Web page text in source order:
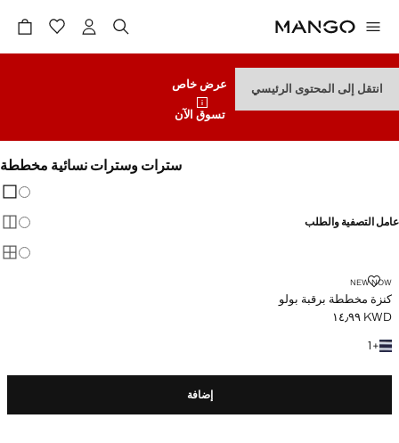
انتقل إلى المحتوى الرئيسي
عرض خاص
تسوق الآن
سترات وسترات نسائية مخططة
عامل التصفية والطلب
NEW NOW
‏كنزة مخططة برقبة بولو
‏كنزة مخططة برقبة بولو
السعر الحالي [KWD ١٤٫٩٩ ]
KWD ١٤٫٩٩
+
1
+ لون آخر
إضافة